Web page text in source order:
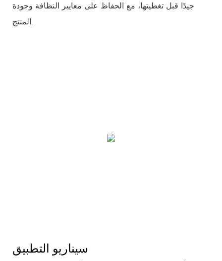
جيدًا قبل تغطيتها، مع الحفاظ على معايير النظافة وجودة
المنتج.
سيناريو التطبيق